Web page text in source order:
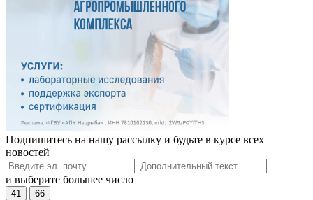
Подпишитесь на нашу рассылку и будьте в курсе всех
новостей
и выберите большее число
41 66